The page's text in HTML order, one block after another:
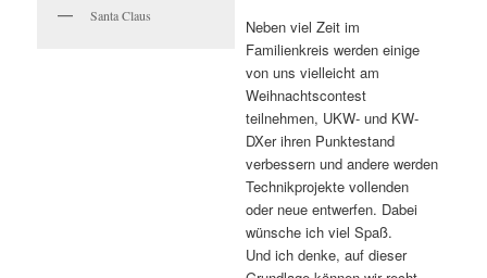
Santa Claus
Neben viel Zeit im
Familienkreis werden einige
von uns vielleicht am
Weihnachtscontest
teilnehmen, UKW- und KW-
DXer ihren Punktestand
verbessern und andere werden
Technikprojekte vollenden
oder neue entwerfen. Dabei
wünsche ich viel Spaß.
Und ich denke, auf dieser